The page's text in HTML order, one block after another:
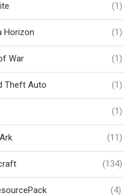
(1)
Horizon (1)
War (1)
Theft Auto (1)
(1)
(11)
(134)
(4)